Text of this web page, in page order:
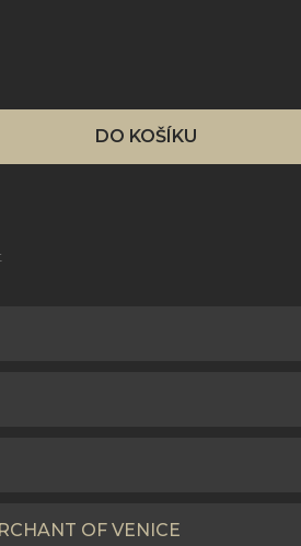
DO KOŠÍKU
OF VENICE